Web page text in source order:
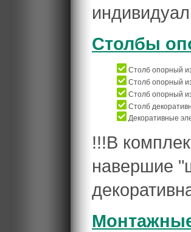
Столбы
Столб опорный
Столб опорный
Столб опорный
Столб
Декоративные
!!!В
навершие